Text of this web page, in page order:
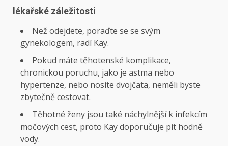
lékařské záležitosti
Než odejdete, poraďte se se svým
gynekologem, radí Kay.
Pokud máte těhotenské komplikace,
chronickou poruchu, jako je astma nebo
hypertenze, nebo nosíte dvojčata, neměli byste
zbytečně cestovat.
Těhotné ženy jsou také náchylnější k infekcím
močových cest, proto Kay doporučuje pít hodně
vody.